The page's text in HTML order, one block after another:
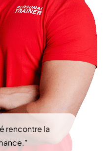
rencontre la
”